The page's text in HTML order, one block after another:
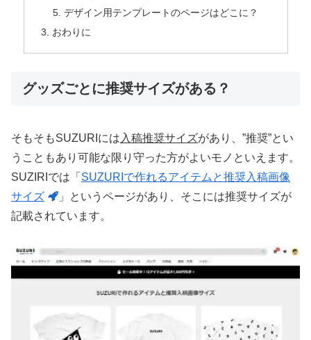
デザイン用テンプレートのページはどこに？
おわりに
グッズごとに推奨サイズがある？
そもそもSUZURIには 入稿推奨サイズがあり、”推奨”とい
うこともあり可能な限り守った方がよいモノといえます。
SUZIRIでは「 SUZURIで作れるアイテムと推奨入稿画像
サイズ
」というページがあり、そこには推奨サイズが
記載されています。